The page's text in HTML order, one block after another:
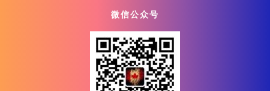
微信公众号